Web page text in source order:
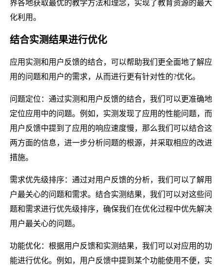
界各地获取最优的教学方法和理念，实现了教育资源的最大
化利用。
结合实测结果进行优化
应用实测和用户反馈的结合，可以帮助我们更全面地了解应
用的问题和用户的需求，从而进行更有针对性的?优化。
问题定位：通过实测和用户反馈的结合，我们可以更准确地
定位应用中的问题。例如，实测发现了应用的性能问题，而
用户反馈中提到了应用的响应速度慢，那么我们可以结合这
两方面的信息，进一步分析问题的根源，并采取相应的改进
措施。
需求优先级排序：通过对用户反馈的分析，我们可以了解用
户最关心的问题和需求。结合实测结果，我们可以对这些问
题和需求进行优先级排序，确保我们在优化过程中优先解决
用户最关心的问题。
功能优化：根据用户反馈和实测结果，我们可以对应用的功
能进行优化。例如，用户反馈中提到某个功能使用不便，实